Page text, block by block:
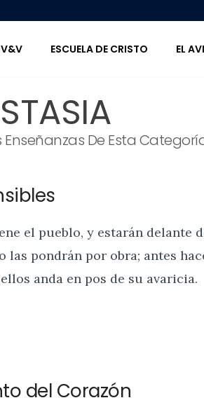
ESCUELA DE CRISTO EL
De Esta
el pueblo, y estarán delante
las pondrán por obra; antes
anda en pos de su avaricia.
del Corazón